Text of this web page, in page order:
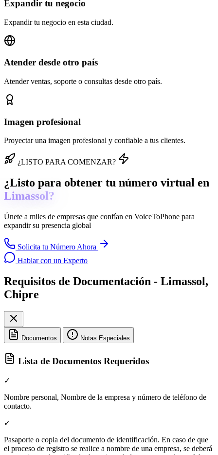
Expandir tu negocio
Expandir tu negocio en esta ciudad.
Atender desde otro país
Atender ventas, soporte o consultas desde otro país.
Imagen profesional
Proyectar una imagen profesional y confiable a tus clientes.
¿LISTO PARA COMENZAR?
¿Listo para obtener tu número virtual en
Limassol?
Únete a miles de empresas que confían en VoiceToPhone para
expandir su presencia global
Solicita tu Número Ahora
Hablar con un Experto
Requisitos de Documentación - Limassol,
Chipre
Documentos Notas Especiales
Lista de Documentos Requeridos
✓
Nombre personal, Nombre de la empresa y número de teléfono de
contacto.
✓
Pasaporte o copia del documento de identificación. En caso de que
el proceso de registro se realice a nombre de una empresa, se deberá